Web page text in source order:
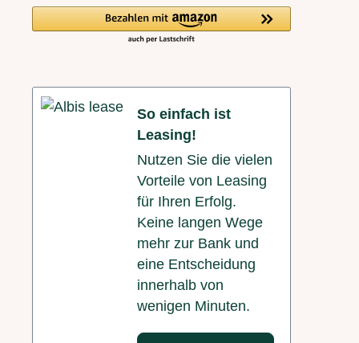
So einfach ist
Leasing!
Nutzen Sie die vielen
Vorteile von Leasing
für Ihren Erfolg.
Keine langen Wege
mehr zur Bank und
eine Entscheidung
innerhalb von
wenigen Minuten.